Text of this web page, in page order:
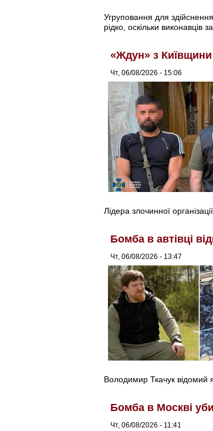
Угруповання для здійснення
рідко, оскільки виконавців
«Ждун» з
Чт, 06/08/2026 - 15:06
Лідера злочинної
Бомба в автівці
Чт, 06/08/2026 - 13:47
Володимир Ткачук відомий
Бомба в Москві
Чт, 06/08/2026 - 11:41